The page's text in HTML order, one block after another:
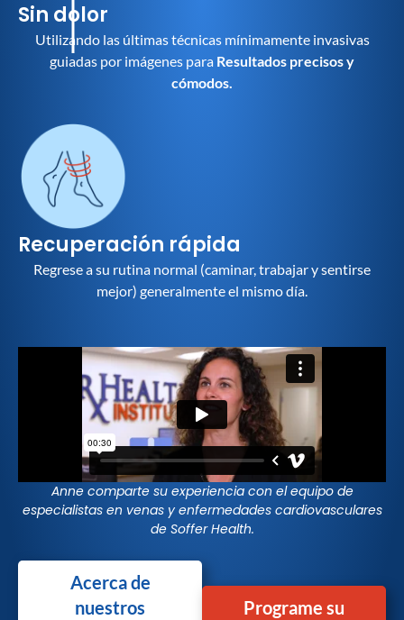
Sin dolor
Utilizando las últimas técnicas mínimamente invasivas
guiadas por imágenes para Resultados precisos y
cómodos.
Recuperación rápida
Regrese a su rutina normal (caminar, trabajar y sentirse
mejor) generalmente el mismo día.
Anne comparte su experiencia con el equipo de
especialistas en venas y enfermedades cardiovasculares
de Soffer Health.
Acerca de
nuestros
Programe su